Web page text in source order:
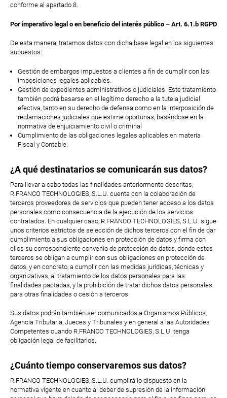
conforme al apartado 8.
Por imperativo legal o en beneficio del interés público – Art. 6.1.b RGPD
De esta manera, tratamos datos con dicha base legal en los siguientes
supuestos:
Gestión de embargos impuestos a clientes a fin de cumplir con las
imposiciones legales aplicables.
Gestión de expedientes administrativos o judiciales. Este tratamiento
también podrá basarse en el legítimo derecho a la tutela judicial
efectiva, tanto en su derecho de defensa como en la interposición de
reclamaciones judiciales que estime oportunas, basándose en la
normativa de enjuiciamiento civil o criminal
Cumplimiento de las obligaciones legales aplicables en materia
Fiscal y Contable.
¿A qué destinatarios se comunicarán sus datos?
Para llevar a cabo todas las finalidades anteriormente descritas,
R.FRANCO TECHNOLOGIES, S.L.U. cuenta con la colaboración de
terceros proveedores de servicios que pueden tener acceso a los datos
personales como consecuencia de la ejecución de los servicios
contratados. En cualquier caso, R.FRANCO TECHNOLOGIES, S.L.U. sigue
unos criterios estrictos de selección de dichos terceros con el fin de dar
cumplimiento a sus obligaciones en protección de datos y firma con
ellos su correspondiente convenio de protección de datos, donde estos
terceros se obligan a cumplir con sus obligaciones en protección de
datos, y en concreto, a cumplir con las medidas jurídicas, técnicas y
organizativas, al tratamiento de los datos personales para las
finalidades pactadas, y la prohibición de tratar dichos datos personales
para otras finalidades o cesión a terceros.
Sus datos podrán también ser comunicados a Organismos Públicos,
Agencia Tributaria, Jueces y Tribunales y en general a las Autoridades
Competentes cuando R.FRANCO TECHNOLOGIES, S.L.U. tenga
obligación legal de facilitarlos.
¿Cuánto tiempo conservaremos sus datos?
R.FRANCO TECHNOLOGIES, S.L.U. cumplirá lo dispuesto en la
normativa vigente en cuanto al deber de supresión de la información